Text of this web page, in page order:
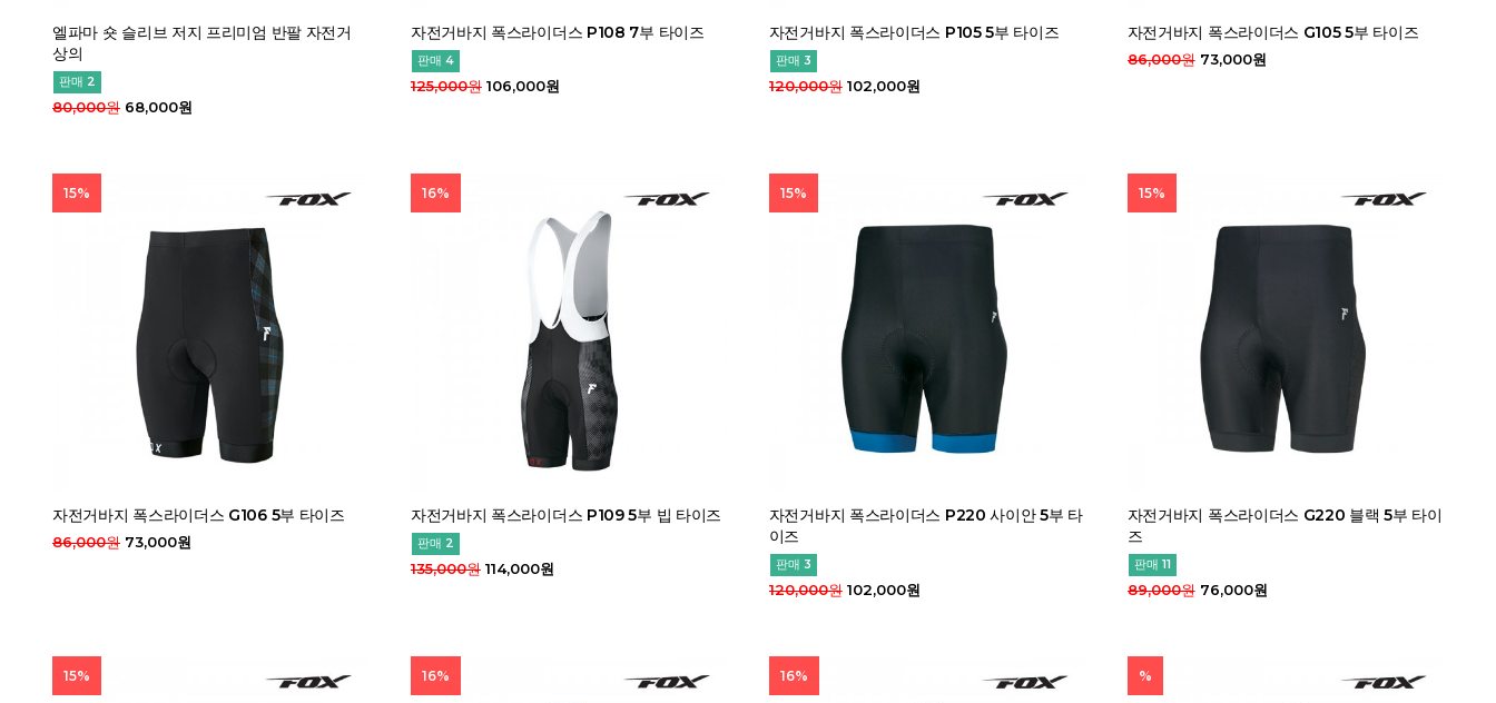
엘파마 숏 슬리브 저지 프리미엄 반팔 자전거
상의
판매 2
80,000원 68,000원
자전거바지 폭스라이더스 P108 7부 타이즈
판매 4
125,000원106,000원
자전거바지 폭스라이더스 P105 5부 타이즈
판매 3
120,000원102,000원
자전거바지 폭스라이더스 G105 5부 타이즈
86,000원73,000원
자전거바지 폭스라이더스 G106 5부 타이즈
15%
86,000원 73,000원
자전거바지 폭스라이더스 P109 5부 빕 타이즈
판매 2
16%
135,000원114,000원
자전거바지 폭스라이더스 P220 사이안 5부 타
이즈
판매 3
15%
120,000원102,000원
자전거바지 폭스라이더스 G220 블랙 5부 타이
즈
판매 11
15%
89,000원76,000원
15% 16% 16% %